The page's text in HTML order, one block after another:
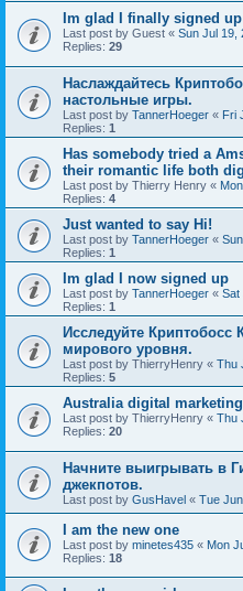
Im glad I finally signed up
Last post by Guest « Sun Jul 19,
Replies: 29
Наслаждайтесь
настольные игры.
Last post by TannerHoeger « Fri
Replies: 1
Has somebody tried a
their romantic life both
Last post by Thierry Henry «
Replies: 4
Just wanted to say Hi!
Last post by TannerHoeger «
Replies: 1
Im glad I now signed up
Last post by TannerHoeger « Sat
Replies: 1
Исследуйте Криптобосс
мирового уровня.
Last post by ThierryHenry « Thu
Replies: 5
Australia digital
Last post by ThierryHenry « Thu
Replies: 20
Начните выигрывать в
джекпотов.
Last post by GusHavel « Tue
I am the new one
Last post by minetes435 « Mon
Replies: 18